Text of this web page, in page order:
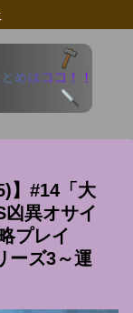
】#14「大
異オサイ
プレイ
ーズ3～運